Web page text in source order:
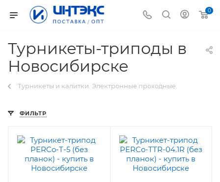
0
Турникеты-триподы в
Новосибирске
Турникеты и калитки. Электронные проходные.
ФИЛЬТР